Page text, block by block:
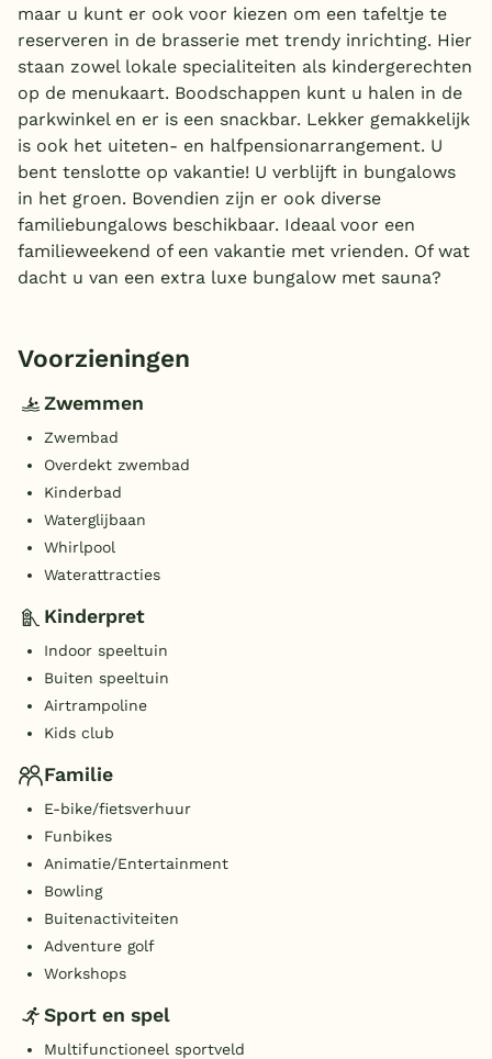
maar u kunt er ook voor kiezen om een tafeltje te
reserveren in de brasserie met trendy inrichting. Hier
staan zowel lokale specialiteiten als kindergerechten
op de menukaart. Boodschappen kunt u halen in de
parkwinkel en er is een snackbar. Lekker gemakkelijk
is ook het uiteten- en halfpensionarrangement. U
bent tenslotte op vakantie! U verblijft in bungalows
in het groen. Bovendien zijn er ook diverse
familiebungalows beschikbaar. Ideaal voor een
familieweekend of een vakantie met vrienden. Of wat
dacht u van een extra luxe bungalow met sauna?
Voorzieningen
Zwemmen
Zwembad
Overdekt zwembad
Kinderbad
Waterglijbaan
Whirlpool
Waterattracties
Kinderpret
Indoor speeltuin
Buiten speeltuin
Airtrampoline
Kids club
Familie
E-bike/fietsverhuur
Funbikes
Animatie/Entertainment
Bowling
Buitenactiviteiten
Adventure golf
Workshops
Sport en spel
Multifunctioneel sportveld